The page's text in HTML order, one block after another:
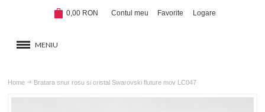
0,00 RON Contul meu Favorite Logare
MENIU
Home Bratara snur rosu si cristal Swarovski fluture mov LC047